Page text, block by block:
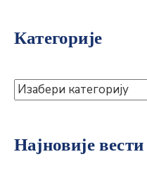
Категорије
Најновије вести